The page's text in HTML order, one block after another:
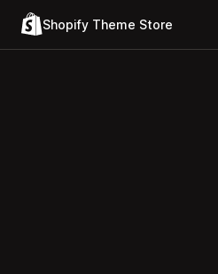
Shopify Theme Store